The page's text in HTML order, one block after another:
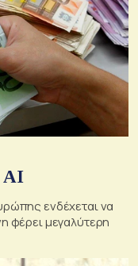
ΑΙ
ενδέχεται να
φέρει μεγαλύτερη